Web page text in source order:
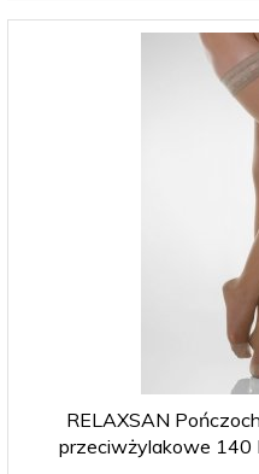
RELAXSAN
przeciwżylakowe 140